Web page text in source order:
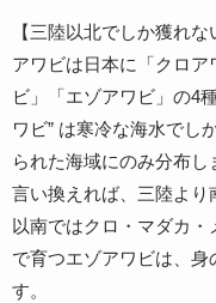
【三陸以北でしか獲れな
アワビは日本に「クロ
ビ」「エゾアワビ」の4
ワビ” は寒冷な海水でし
られた海域にのみ分布し
言い換えれば、三陸よ
以南ではクロ・マダカ
で育つエゾアワビは、身
す。